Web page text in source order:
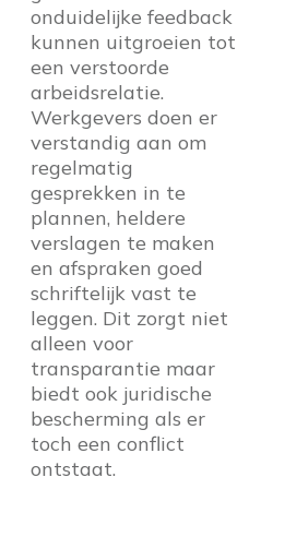
onduidelijke feedback
kunnen uitgroeien tot
een verstoorde
arbeidsrelatie.
Werkgevers doen er
verstandig aan om
regelmatig
gesprekken in te
plannen, heldere
verslagen te maken
en afspraken goed
schriftelijk vast te
leggen. Dit zorgt niet
alleen voor
transparantie maar
biedt ook juridische
bescherming als er
toch een conflict
ontstaat.